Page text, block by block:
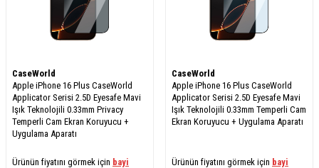
CaseWorld
Apple iPhone 16 Plus CaseWorld
Applicator Serisi 2.5D Eyesafe Mavi
Işık Teknolojili 0.33mm Privacy
Temperli Cam Ekran Koruyucu +
Uygulama Aparatı
Ürünün fiyatını görmek için bayi
CaseWorld
Apple iPhone 16 Plus CaseWorld
Applicator Serisi 2.5D Eyesafe Mavi
Işık Teknolojili 0.33mm Temperli Cam
Ekran Koruyucu + Uygulama Aparatı
Ürünün fiyatını görmek için bayi